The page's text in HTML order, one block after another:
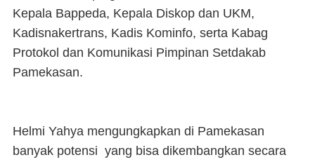
Kepala Bappeda, Kepala Diskop dan UKM,
Kadisnakertrans, Kadis Kominfo, serta Kabag
Protokol dan Komunikasi Pimpinan Setdakab
Pamekasan.
Helmi Yahya mengungkapkan di Pamekasan
banyak potensi yang bisa dikembangkan secara